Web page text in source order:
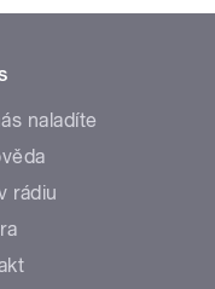
naladíte
rádiu